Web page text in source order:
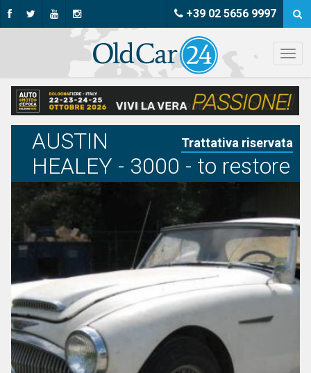
+39 02 5656 9997
Trattativa riservata
AUSTIN
HEALEY - 3000 - to restore